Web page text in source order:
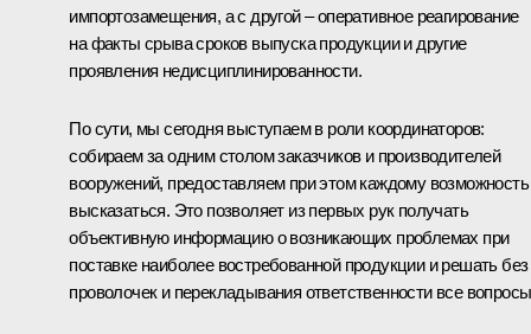
импортозамещения, а с другой ‒ оперативное реагирование
на факты срыва сроков выпуска продукции и другие
проявления недисциплинированности.
По сути, мы сегодня выступаем в роли координаторов:
собираем за одним столом заказчиков и производителей
вооружений, предоставляем при этом каждому возможность
высказаться. Это позволяет из первых рук получать
объективную информацию о возникающих проблемах при
поставке наиболее востребованной продукции и решать без
проволочек и перекладывания ответственности все